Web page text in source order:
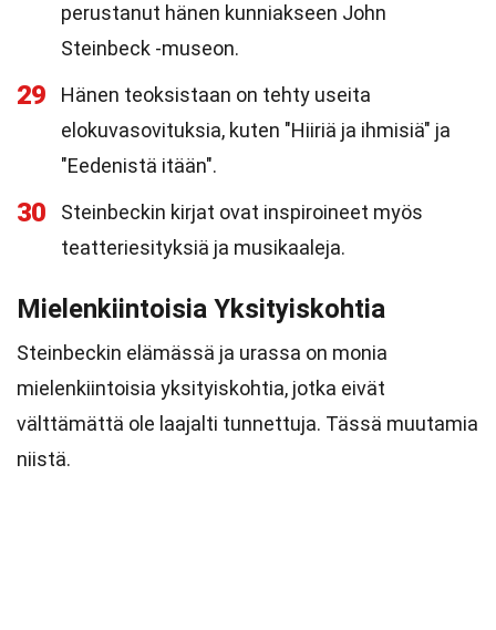
perustanut hänen kunniakseen John
Steinbeck -museon.
29
Hänen teoksistaan on tehty useita
elokuvasovituksia, kuten "Hiiriä ja ihmisiä" ja
"Eedenistä itään".
30
Steinbeckin kirjat ovat inspiroineet myös
teatteriesityksiä ja musikaaleja.
Mielenkiintoisia Yksityiskohtia
Steinbeckin elämässä ja urassa on monia
mielenkiintoisia yksityiskohtia, jotka eivät
välttämättä ole laajalti tunnettuja. Tässä muutamia
niistä.